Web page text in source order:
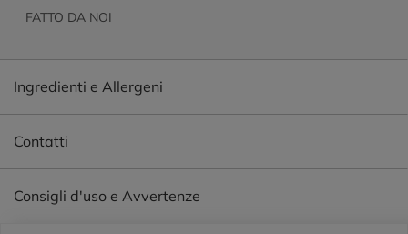
FATTO DA NOI
Ingredienti e Allergeni
Contatti
Consigli d'uso e Avvertenze